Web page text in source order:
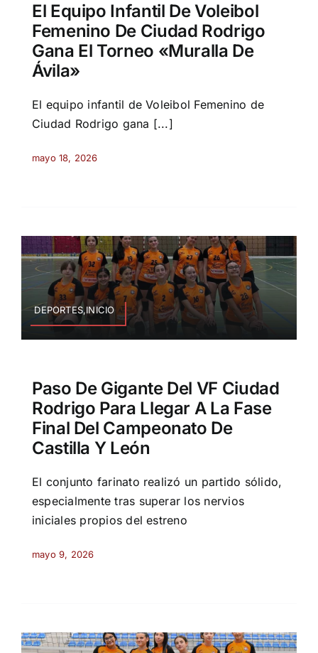
El Equipo Infantil De Voleibol
Femenino De Ciudad Rodrigo
Gana El Torneo «Muralla De
Ávila»
El equipo infantil de Voleibol Femenino de
Ciudad Rodrigo gana [...]
mayo 18, 2026
DEPORTES,INICIO
Paso De Gigante Del VF Ciudad
Rodrigo Para Llegar A La Fase
Final Del Campeonato De
Castilla Y León
El conjunto farinato realizó un partido sólido,
especialmente tras superar los nervios
iniciales propios del estreno
mayo 9, 2026